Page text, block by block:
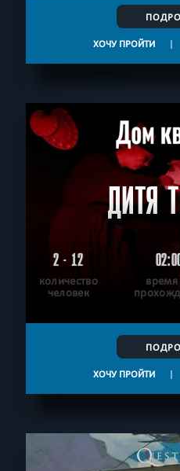
ХОЧУ ПРОЙТИ |
ДИТЯ
2 - 12
количество
человек
время
ХОЧУ ПРОЙТИ |